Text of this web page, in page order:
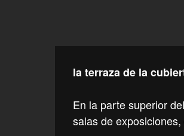
la terraza de la
En la parte superior
salas de